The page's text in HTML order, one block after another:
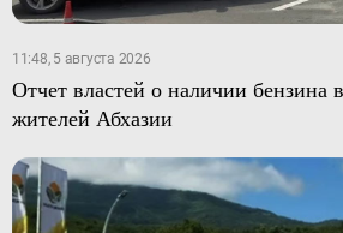
11:48, 5 августа 2026
Отчет властей о наличии бензина
жителей Абхазии